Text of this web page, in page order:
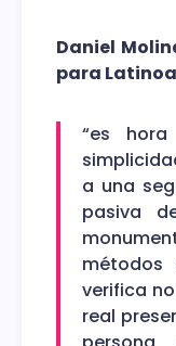
Daniel
para
“es
a una
pasiva
métodos
verifica
real